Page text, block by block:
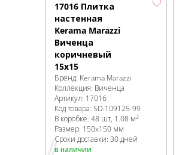
17016 Плитка
настенная
Kerama Marazzi
Виченца
коричневый
15х15
Бренд: Kerama Marazzi
Коллекция: Виченца
Артикул: 17016
Код товара: SD-109125-99
В коробке: 48 шт, 1.08 м2
Размер: 150x150 мм
Сроки доставки: 30 дней
в наличии